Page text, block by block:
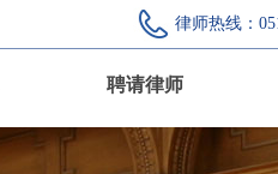
律师热线：
聘请律师